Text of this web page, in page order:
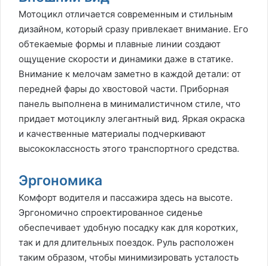
Мотоцикл отличается современным и стильным
дизайном, который сразу привлекает внимание. Его
обтекаемые формы и плавные линии создают
ощущение скорости и динамики даже в статике.
Внимание к мелочам заметно в каждой детали: от
передней фары до хвостовой части. Приборная
панель выполнена в минималистичном стиле, что
придает мотоциклу элегантный вид. Яркая окраска
и качественные материалы подчеркивают
высококлассность этого транспортного средства.
Эргономика
Комфорт водителя и пассажира здесь на высоте.
Эргономично спроектированное сиденье
обеспечивает удобную посадку как для коротких,
так и для длительных поездок. Руль расположен
таким образом, чтобы минимизировать усталость